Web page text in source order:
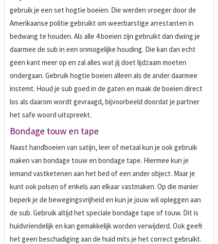
gebruik je een set hogtie boeien. Die werden vroeger door de
Amerikaanse politie gebruikt om weerbarstige arrestanten in
bedwang te houden. Als alle 4 boeien zijn gebruikt dan dwing je
daarmee de sub in een onmogelijke houding. Die kan dan echt
geen kant meer op en zal alles wat jij doet lijdzaam moeten
ondergaan. Gebruik hogtie boeien alleen als de ander daarmee
instemt. Houd je sub goed in de gaten en maak de boeien direct
los als daarom wordt gevraagd, bijvoorbeeld doordat je partner
het safe woord uitspreekt.
Bondage touw en tape
Naast handboeien van satijn, leer of metaal kun je ook gebruik
maken van bondage touw en bondage tape. Hiermee kun je
iemand vastketenen aan het bed of een ander object. Maar je
kunt ook polsen of enkels aan elkaar vastmaken. Op die manier
beperk je de bewegingsvrijheid en kun je jouw wil opleggen aan
de sub. Gebruik altijd het speciale bondage tape of touw. Dit is
huidvriendelijk en kan gemakkelijk worden verwijderd. Ook geeft
het geen beschadiging aan de huid mits je het correct gebruikt.